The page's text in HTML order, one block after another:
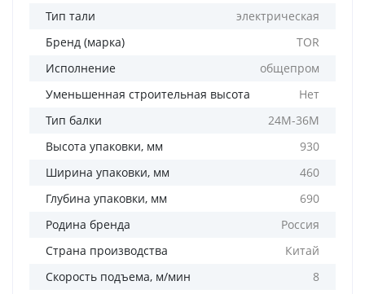
Тип тали
электрическая
Бренд (марка)
TOR
Исполнение
общепром
Уменьшенная строительная высота
Нет
Тип балки
24М-36М
Высота упаковки, мм
930
Ширина упаковки, мм
460
Глубина упаковки, мм
690
Родина бренда
Россия
Страна производства
Китай
Скорость подъема, м/мин
8